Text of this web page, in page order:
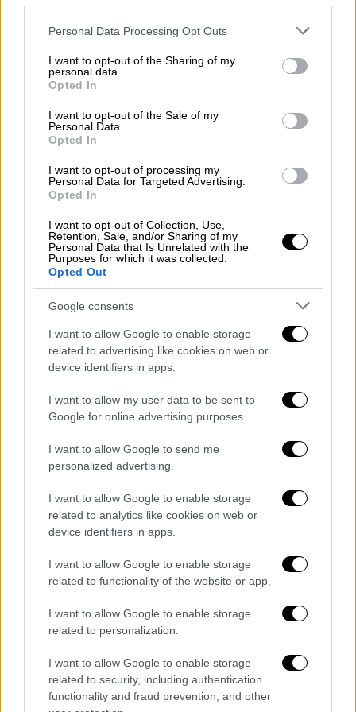
Please note that this website/app uses one or more Google
not limited to your visit or usage behaviour. You may click to
grant or deny consent to Google and its third-party tags to
use your data for below specified purposes in below Google
consent section.
Personal Data Processing Opt Outs
I want to opt-out of the Sharing of my
personal data.
Opted In
I want to opt-out of the Sale of my
Personal Data.
Opted In
I want to opt-out of processing my
Personal Data for Targeted Advertising.
Opted In
I want to opt-out of Collection, Use,
Retention, Sale, and/or Sharing of my
Personal Data that Is Unrelated with the
Purposes for which it was collected.
Opted Out
Google consents
I want to allow Google to enable storage
related to advertising like cookies on web or
device identifiers in apps.
I want to allow my user data to be sent to
Google for online advertising purposes.
I want to allow Google to send me
personalized advertising.
I want to allow Google to enable storage
related to analytics like cookies on web or
device identifiers in apps.
I want to allow Google to enable storage
related to functionality of the website or app.
I want to allow Google to enable storage
related to personalization.
I want to allow Google to enable storage
related to security, including authentication
functionality and fraud prevention, and other
απειλητική στα πρώτα λεπτά. Στο 3’ ο
Κούτσο Ερνάντες δοκίμασε την κεφαλιά
χωρίς επιτυχία, ενώ ο Παναθηναϊκός
«άγγιξε» το προβάδισμα στο 5’, όταν ο
στον Πελίστρι, αλλά ο Πάου Λόπεθ
αντέδρασε σωτήρια στο τετ-α-τετ. Ίσως η
ιστορία του αγώνα να ήταν διαφορετική αν
ευστοχούσε ο Ουρουγουανός...
Οι γηπεδούχοι, ωστόσο, ήταν εκείνοι που
πήραν κεφάλι στο σκορ στο 8’, όταν μετά από
δυνατό σουτ του Κούτσο Ερνάντες που
σταμάτησε στο δοκάρι, ο Ρουϊμπάλ πήρε το
«ριμπάουντ» και έκανε το 1-0 από κοντά. Η
Μπέτις συνέχισε να πιέζει, με τον Λαφόν να
επεμβαίνει στο 16’ σε προσπάθεια του
Φορνάλς, ενώ στο 30’ ο Άντονι δεν βρήκε
στο 34’, όμως το τελείωμα του Τετέι δεν
προβλημάτισε τον αντίπαλο τερματοφύλακα.
Στις καθυστερήσεις του πρώτου μέρους
με μακρινό σουτ του Άμραμπατ, σε φάση
πάντως όπου οι Πράσινοι διαμαρτυρήθηκαν
και για οφσάιντ και για επιθετικό φάουλ
στον Καλάμπρια, χωρίς ωστόσο να υπάρξει
παρέμβαση από τον VAR.
Στο δεύτερο ημίχρονο, ο Παναθηναϊκός
προσπάθησε να αντιδράσει και να ξαναμπεί
στο παιχνίδι, όμως η Μπέτις «χτύπησε» ξανά
στην κόντρα. Στο 53’ ο Ρουϊμπάλ γύρισε την
μπάλα στον Κούτσο Ερνάντες, ο οποίος